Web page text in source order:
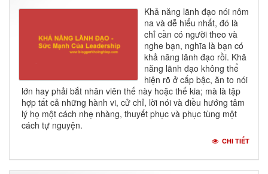
Khả năng lãnh đạo nói nôm
na và dễ hiểu nhất, đó là
chỉ cần có người theo và
nghe bạn, nghĩa là bạn có
khả năng lãnh đạo rồi. Khã
năng lãnh đạo không thể
hiện rõ ở cấp bậc, ăn to nói
lớn hay phải bắt nhân viên thế này hoặc thế kia; mà là tập
hợp tất cả những hành vi, cử chỉ, lời nói và điều hướng tâm
lý họ một cách nhẹ nhàng, thuyết phục và phục tùng một
cách tự nguyện.
CHI TIẾT